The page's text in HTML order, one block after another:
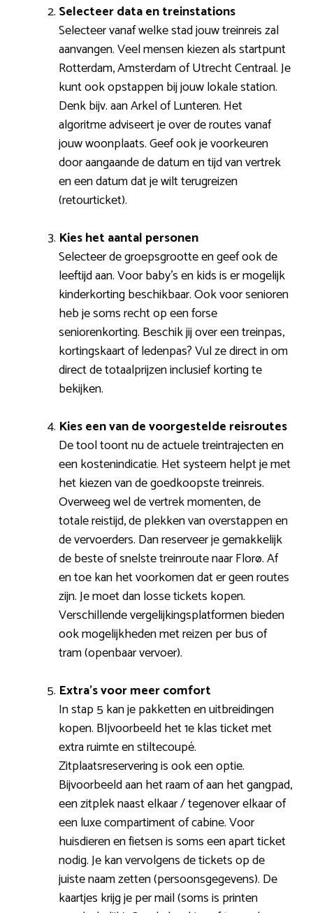
Selecteer data en treinstations
Selecteer vanaf welke stad jouw treinreis zal
aanvangen. Veel mensen kiezen als startpunt
Rotterdam, Amsterdam of Utrecht Centraal. Je
kunt ook opstappen bij jouw lokale station.
Denk bijv. aan Arkel of Lunteren. Het
algoritme adviseert je over de routes vanaf
jouw woonplaats. Geef ook je voorkeuren
door aangaande de datum en tijd van vertrek
en een datum dat je wilt terugreizen
(retourticket).
Kies het aantal personen
Selecteer de groepsgrootte en geef ook de
leeftijd aan. Voor baby’s en kids is er mogelijk
kinderkorting beschikbaar. Ook voor senioren
heb je soms recht op een forse
seniorenkorting. Beschik jij over een treinpas,
kortingskaart of ledenpas? Vul ze direct in om
direct de totaalprijzen inclusief korting te
bekijken.
Kies een van de voorgestelde reisroutes
De tool toont nu de actuele treintrajecten en
een kostenindicatie. Het systeem helpt je met
het kiezen van de goedkoopste treinreis.
Overweeg wel de vertrek momenten, de
totale reistijd, de plekken van overstappen en
de vervoerders. Dan reserveer je gemakkelijk
de beste of snelste treinroute naar Florø. Af
en toe kan het voorkomen dat er geen routes
zijn. Je moet dan losse tickets kopen.
Verschillende vergelijkingsplatformen bieden
ook mogelijkheden met reizen per bus of
tram (openbaar vervoer).
Extra’s voor meer comfort
In stap 5 kan je pakketten en uitbreidingen
kopen. BIjvoorbeeld het 1e klas ticket met
extra ruimte en stiltecoupé.
Zitplaatsreservering is ook een optie.
Bijvoorbeeld aan het raam of aan het gangpad,
een zitplek naast elkaar / tegenover elkaar of
een luxe compartiment of cabine. Voor
huisdieren en fietsen is soms een apart ticket
nodig. Je kan vervolgens de tickets op de
juiste naam zetten (persoonsgegevens). De
kaartjes krijg je per mail (soms is printen